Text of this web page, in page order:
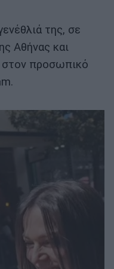
της, σε
Αθήνας και
στον προσωπικό